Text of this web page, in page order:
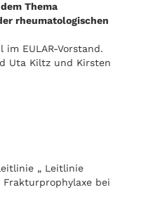
Thema
rheumatologischen
EULAR-Vorstand.
Uta Kiltz und Kirsten
„ Leitlinie
bei